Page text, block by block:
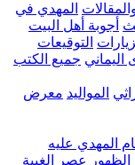
المهدي في
أجوبة أهل البيت
التوقيعات
اليماني جميع الكتب
المواليد معرض
المهدي عليه
عصر الغيبة